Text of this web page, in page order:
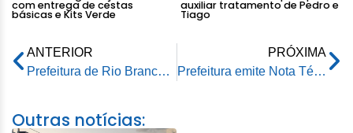
com entrega de cestas
básicas e Kits Verde
auxiliar tratamento de Pedro e
Tiago
ANTERIOR
Prefeitura de Rio Branco alinha ações para garantir segurança, organização e inclusão no Carnaval Rio Branco Folia, Tradição e Alegria
PRÓXIMA
Prefeitura emite Nota Técnica sobre fluxo viário e interdições de vias durante o Carnaval 2026
Outras notícias: